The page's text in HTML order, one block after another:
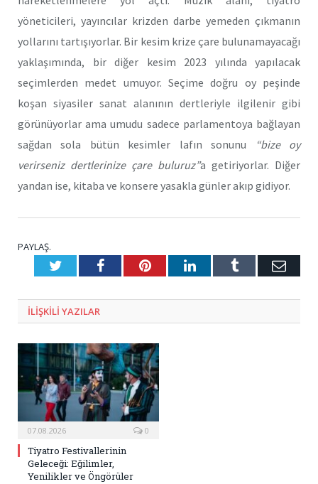
yöneticileri, yayıncılar krizden darbe yemeden çıkmanın
yollarını tartışıyorlar. Bir kesim krize çare bulunamayacağı
yaklaşımında, bir diğer kesim 2023 yılında yapılacak
seçimlerden medet umuyor. Seçime doğru oy peşinde
koşan siyasiler sanat alanının dertleriyle ilgilenir gibi
görünüyorlar ama umudu sadece parlamentoya bağlayan
sağdan sola bütün kesimler lafın sonunu
“bize oy
verirseniz dertlerinize çare buluruz”a getiriyorlar. Diğer
yandan ise, kitaba ve konsere yasakla günler akıp gidiyor.
PAYLAŞ.
TwitterFacebookPinterestLinkedInTumblr E-
ILIŞKILI YAZILAR
07.08.2026 0
Tiyatro Festivallerinin
Geleceği: Eğilimler,
Yenilikler ve Öngörüler